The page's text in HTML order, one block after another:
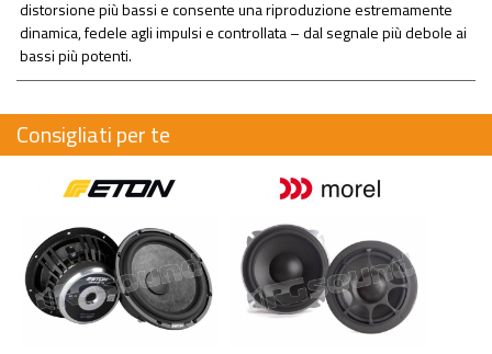
distorsione più bassi e consente una riproduzione estremamente
dinamica, fedele agli impulsi e controllata – dal segnale più debole ai
bassi più potenti.
Consigliati per te